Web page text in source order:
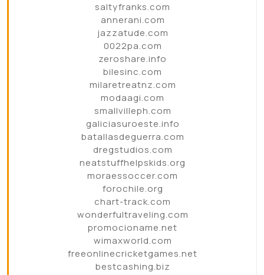
saltyfranks.com
annerani.com
jazzatude.com
0022pa.com
zeroshare.info
bilesinc.com
milaretreatnz.com
modaagi.com
smallvilleph.com
galiciasuroeste.info
batallasdeguerra.com
dregstudios.com
neatstuffhelpskids.org
moraessoccer.com
forochile.org
chart-track.com
wonderfultraveling.com
promocioname.net
wimaxworld.com
freeonlinecricketgames.net
bestcashing.biz